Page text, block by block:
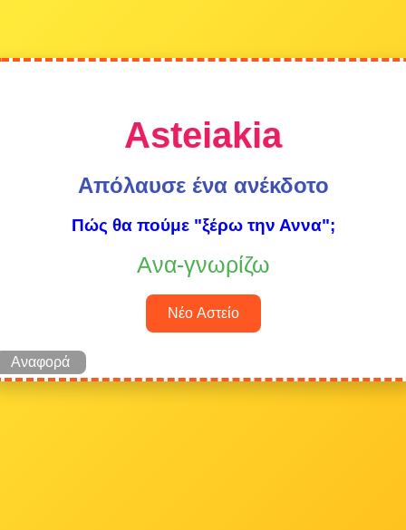
Asteiakia
Απόλαυσε ένα ανέκδοτο
Πώς θα πούμε "ξέρω την Αννα";
Ανα-γνωρίζω
Νέο Αστείο
Αναφορά